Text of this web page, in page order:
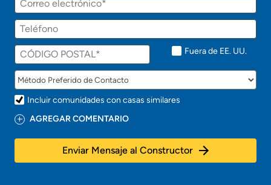
Fuera de EE. UU.
Incluir comunidades con casas similares
AGREGAR COMENTARIO
Enviar Mensaje al Constructor